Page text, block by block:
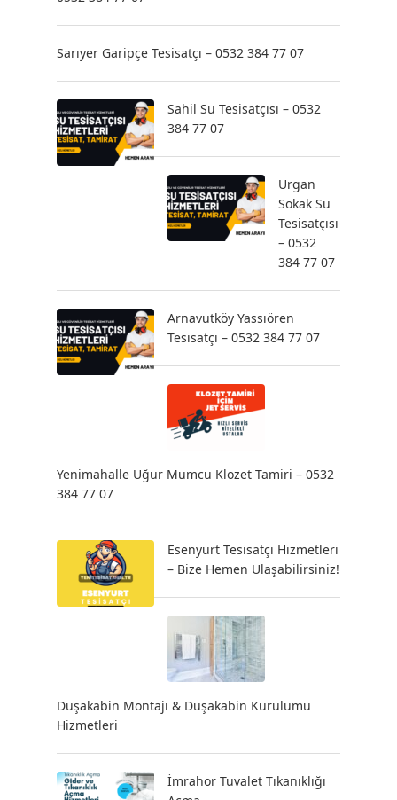
Sarıyer Garipçe Tesisatçı – 0532 384 77 07
Sahil Su Tesisatçısı – 0532
384 77 07
Urgan
Sokak Su
Tesisatçısı
– 0532
384 77 07
Arnavutköy Yassıören
Tesisatçı – 0532 384 77 07
Yenimahalle Uğur Mumcu Klozet Tamiri – 0532
384 77 07
Esenyurt Tesisatçı Hizmetleri
– Bize Hemen Ulaşabilirsiniz!
Duşakabin Montajı & Duşakabin Kurulumu
Hizmetleri
İmrahor Tuvalet Tıkanıklığı